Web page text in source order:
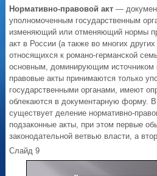
Нормативно-правовой акт —
уполномоченным государственным
изменяющий или отменяющий нормы
акт в России (а также во многих
относящихся к романо-германской
основным, доминирующим источником
правовые акты принимаются только
государственными органами, имеют
облекаются в документарную форму.
существует деление нормативно-
подзаконные акты, при этом первые
законодательной ветвью власти, а
Слайд 9